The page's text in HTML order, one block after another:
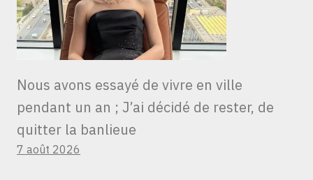
Nous avons essayé de vivre en ville
pendant un an ; J’ai décidé de rester, de
quitter la banlieue
7 août 2026